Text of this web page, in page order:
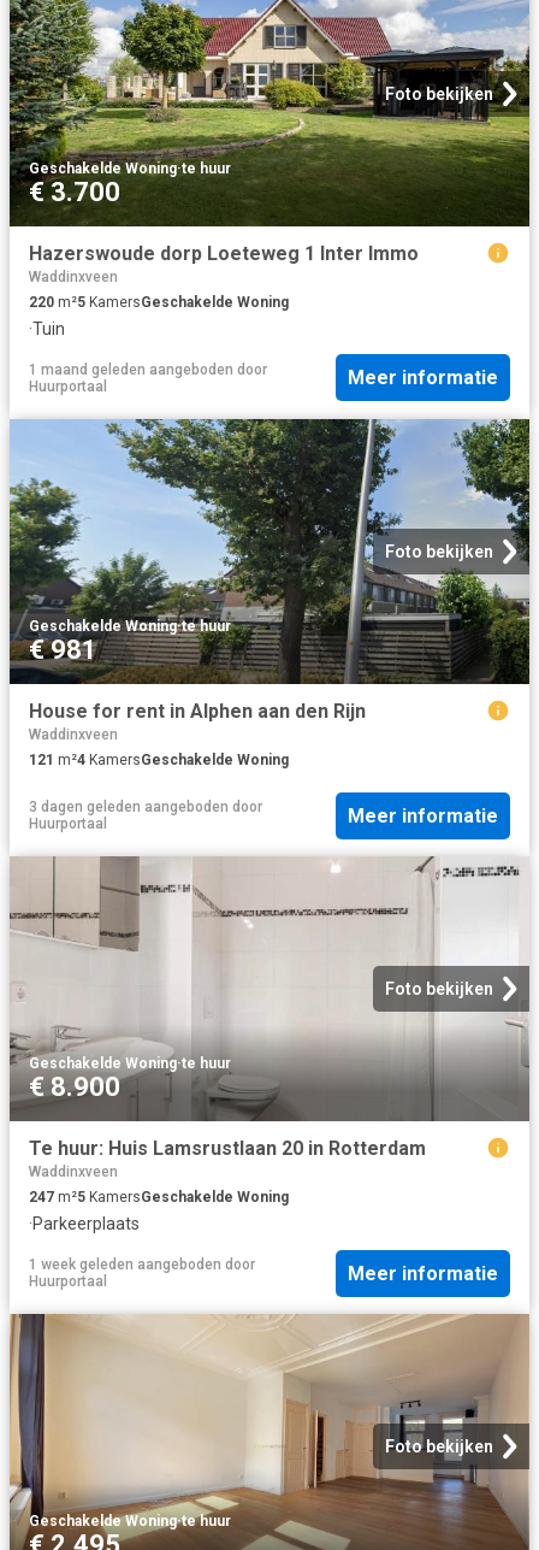
Foto bekijken
Geschakelde Woning·te huur
€ 3.700
Hazerswoude dorp Loeteweg 1 Inter Immo
Waddinxveen
220 m²5 KamersGeschakelde Woning
·Tuin
1 maand geleden aangeboden door
Huurportaal
Meer informatie
Foto bekijken
Geschakelde Woning·te huur
€ 981
House for rent in Alphen aan den Rijn
Waddinxveen
121 m²4 KamersGeschakelde Woning
3 dagen geleden aangeboden door
Huurportaal
Meer informatie
Foto bekijken
Geschakelde Woning·te huur
€ 8.900
Te huur: Huis Lamsrustlaan 20 in Rotterdam
Waddinxveen
247 m²5 KamersGeschakelde Woning
·Parkeerplaats
1 week geleden aangeboden door
Huurportaal
Meer informatie
Foto bekijken
Geschakelde Woning·te huur